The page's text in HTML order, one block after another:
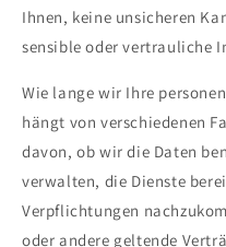
Ihnen, keine unsicheren
sensible oder vertrauliche
Wie lange wir Ihre
hängt von verschiedenen
davon, ob wir die Daten
verwalten, die Dienste
Verpflichtungen
oder andere geltende